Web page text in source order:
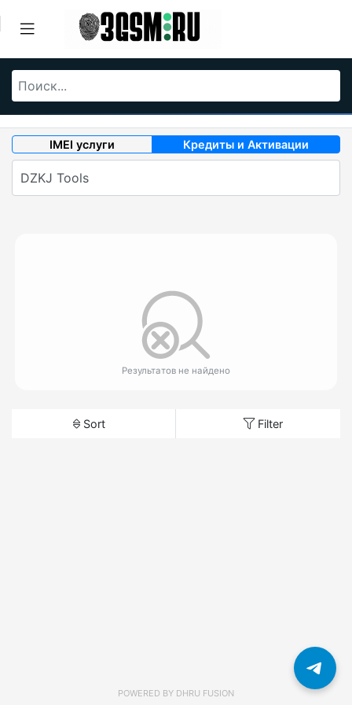
IMEI услуги Кредиты и Активации
Результатов не найдено
Sort Filter
POWERED BY DHRU FUSION